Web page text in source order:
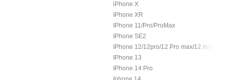
iPhone X
IPhone XR
IPhone 11/Pro/ProMax
IPhone SE2
IPhone 12/12pro/12 Pro max/12 mini.
IPhone 13
IPhone 14 Pro